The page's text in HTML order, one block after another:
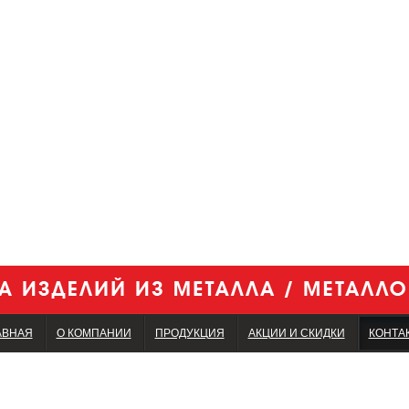
О КОМПАНИИ ПРОДУКЦИЯ АКЦИИ И СКИДКИ